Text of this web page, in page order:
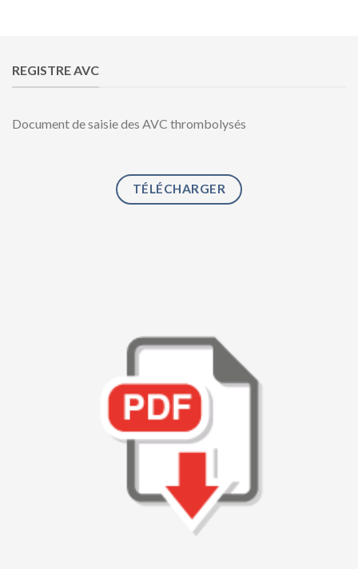
REGISTRE AVC
Document de saisie des AVC thrombolysés
TÉLÉCHARGER